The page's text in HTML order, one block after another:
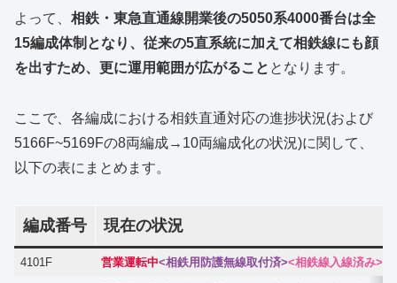
よって、 相鉄・東急直通線開業後の5050系4000番台は全
15編成体制となり、従来の5直系統に加えて相鉄線にも顔
を出すため、更に運用範囲が広がること となります。
ここで、各編成における相鉄直通対応の進捗状況(および
5166F~5169Fの8両編成→10両編成化の状況)に関して、
以下の表にまとめます。
編成番号 現在の状況
4101F 営業運転中<相鉄用防護無線取付済><相鉄線入線済み>